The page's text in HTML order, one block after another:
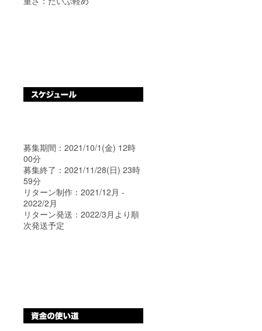
募集期間：2021/10/1(金) 12時
00分
募集終了：2021/11/28(日) 23時
59分
リターン制作：2021/12月 -
2022/2月
リターン発送：2022/3月より順
次発送予定